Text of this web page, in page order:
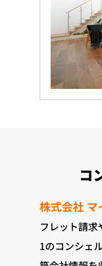
コ
株式会社 マ
フレット請求
1のコンシェ